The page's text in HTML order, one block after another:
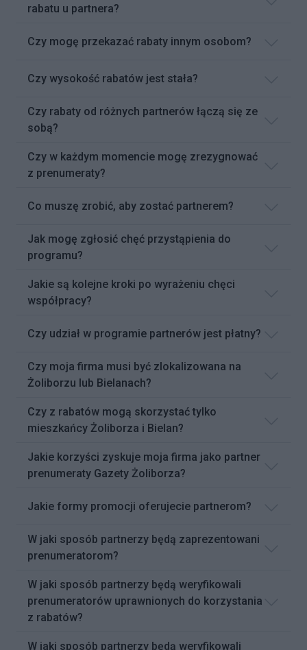
rabatu u partnera?
Czy mogę przekazać rabaty innym osobom?
Czy wysokość rabatów jest stała?
Czy rabaty od różnych partnerów łączą się ze
sobą?
Czy w każdym momencie mogę zrezygnować
z prenumeraty?
Co muszę zrobić, aby zostać partnerem?
Jak mogę zgłosić chęć przystąpienia do
programu?
Jakie są kolejne kroki po wyrażeniu chęci
współpracy?
Czy udział w programie partnerów jest płatny?
Czy moja firma musi być zlokalizowana na
Żoliborzu lub Bielanach?
Czy z rabatów mogą skorzystać tylko
mieszkańcy Żoliborza i Bielan?
Jakie korzyści zyskuje moja firma jako partner
prenumeraty Gazety Żoliborza?
Jakie formy promocji oferujecie partnerom?
W jaki sposób partnerzy będą zaprezentowani
prenumeratorom?
W jaki sposób partnerzy będą weryfikowali
prenumeratorów uprawnionych do korzystania
z rabatów?
W jaki sposób partnerzy będą weryfikowali